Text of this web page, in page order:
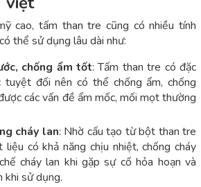
cao, tấm than tre cũng có nhiều tính
thể sử dụng lâu dài như:
chống ẩm tốt: Tấm than tre có đặc
tuyệt đối nên có thể chống ẩm, chống
các vấn đề ẩm mốc, mối mọt thường
cháy lan: Nhờ cấu tạo từ bột than tre
có khả năng chịu nhiệt, chống cháy
cháy lan khi gặp sự cố hỏa hoạn và
khi sử dụng.